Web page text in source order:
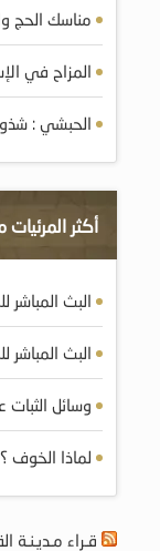
مناسك الحج
المزاح في
الحبشي :
أكثر
البث المباشر
البث المباشر
وسائل الثبات
لماذا الخوف
قـراء مـديـنـة